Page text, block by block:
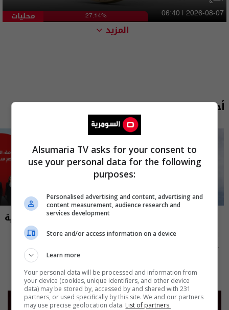
محليات 27.14% 06:40 | 2026-08-07
المزيد
أحدث الحلقات
العراق في دقيقة 07-08-2026 | 2026
13:00 | 2026-08-07
نشرة أخبار السومرية
نشرة ٧ آب ٢٠٢٦ | 2026
12:45 | 2026-08-07
Alsumaria TV asks for your consent to
use your personal data for the following
purposes:
Personalised advertising and content, advertising and
content measurement, audience research and
services development
Store and/or access information on a device
Learn more
Your personal data will be processed and information from
your device (cookies, unique identifiers, and other device
data) may be stored by, accessed by and shared with 231
partners, or used specifically by this site. We and our partners
may use precise geolocation data. List of partners.